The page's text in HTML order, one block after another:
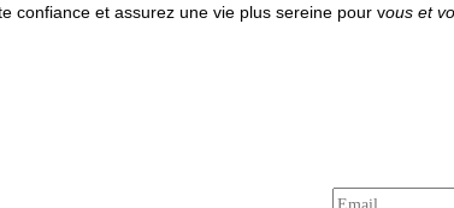
confiance et assurez une vie plus sereine pour vous et